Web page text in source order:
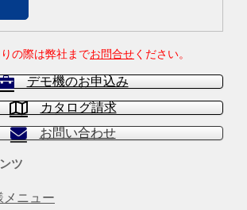
の際は弊社までお問合せください。
デモ機のお申込み
カタログ請求
お問い合わせ
ツ
メニュー